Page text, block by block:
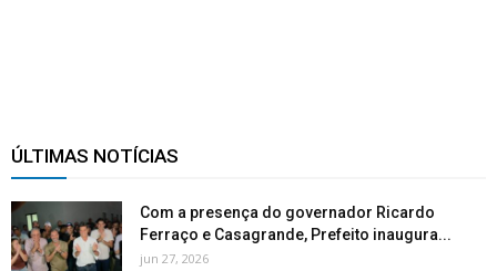
ÚLTIMAS NOTÍCIAS
Com a presença do governador Ricardo
Ferraço e Casagrande, Prefeito inaugura...
jun 27, 2026